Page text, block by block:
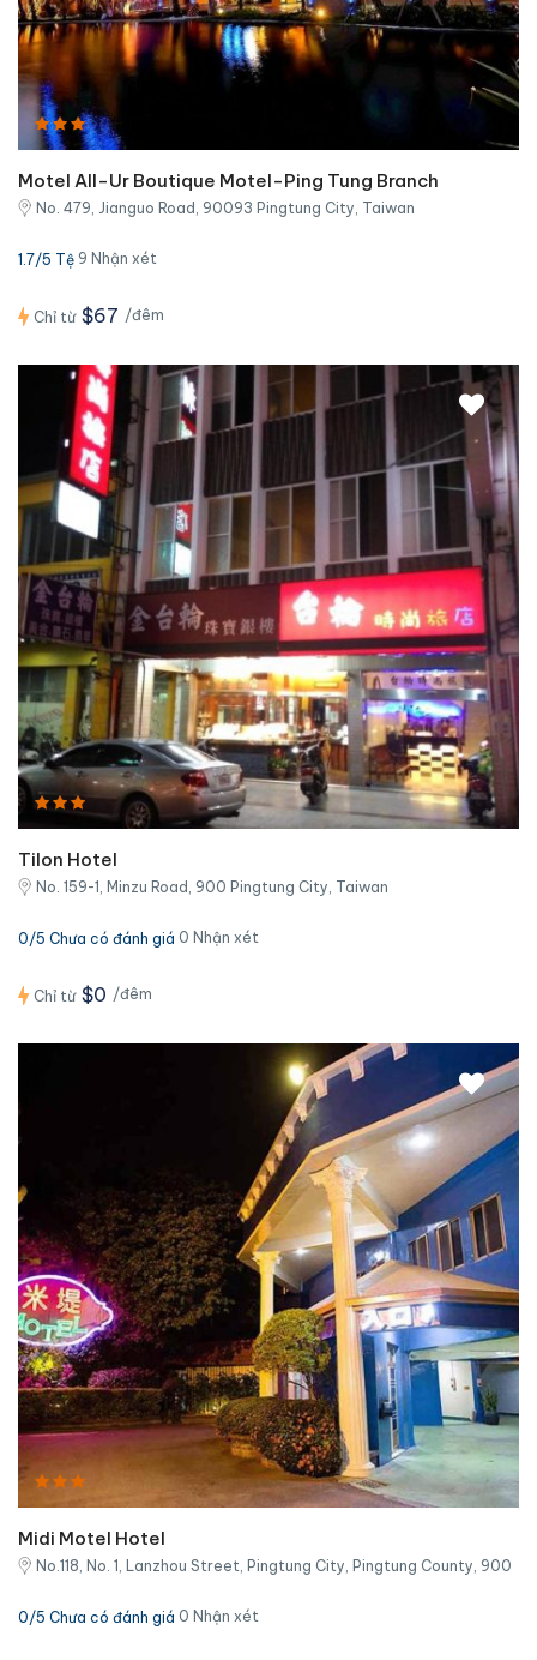
Motel All-Ur Boutique Motel-Ping Tung Branch
No. 479, Jianguo Road, 90093 Pingtung City, Taiwan
1.7/5 Tệ 9 Nhận xét
Chỉ từ $67 /đêm
Tilon Hotel
No. 159-1, Minzu Road, 900 Pingtung City, Taiwan
0/5 Chưa có đánh giá 0 Nhận xét
Chỉ từ $0 /đêm
Midi Motel Hotel
No.118, No. 1, Lanzhou Street, Pingtung City, Pingtung County, 900
0/5 Chưa có đánh giá 0 Nhận xét